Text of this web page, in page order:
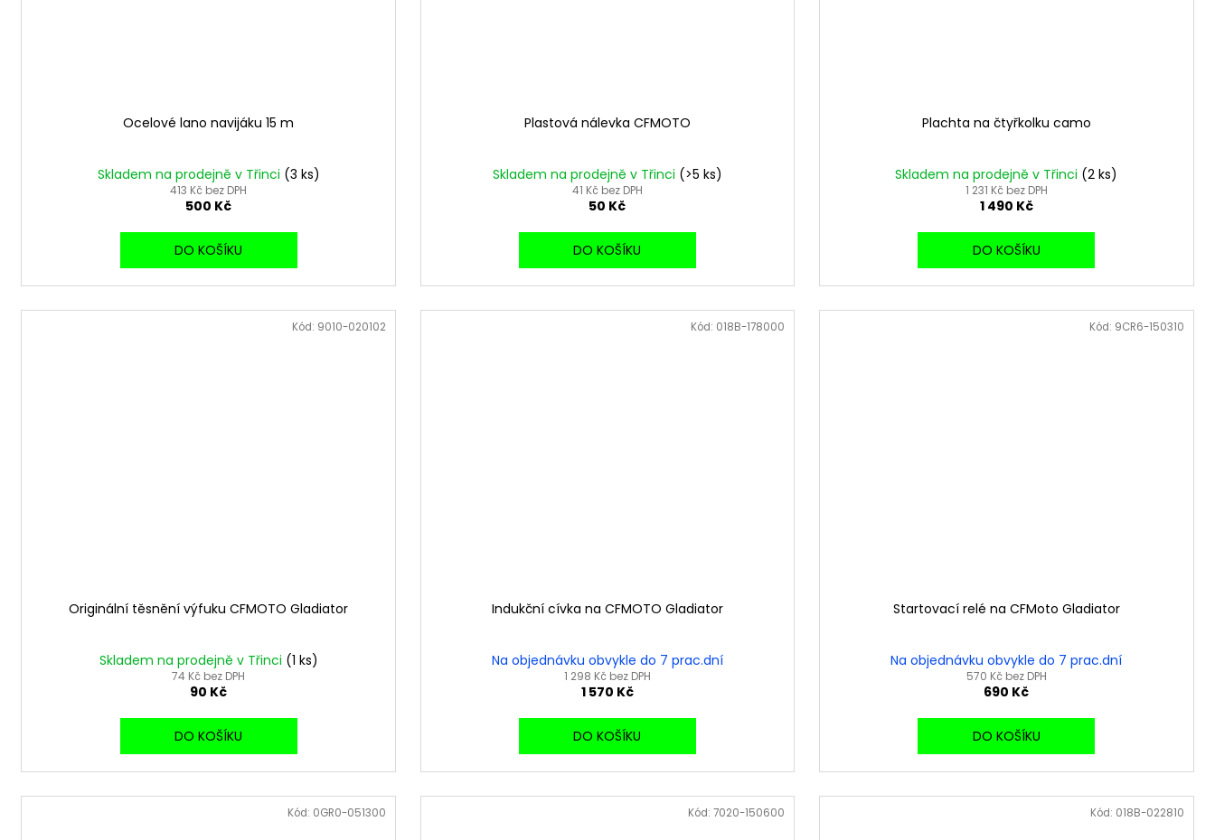
Ocelové lano navijáku 15 m
Skladem na prodejně v Třinci (3 ks)
413 Kč bez DPH
500 Kč
DO KOŠÍKU
Plastová nálevka CFMOTO
Skladem na prodejně v Třinci (>5 ks)
41 Kč bez DPH
50 Kč
DO KOŠÍKU
Plachta na čtyřkolku camo
Skladem na prodejně v Třinci (2 ks)
1 231 Kč bez DPH
1 490 Kč
DO KOŠÍKU
Originální těsnění výfuku CFMOTO Gladiator
Skladem na prodejně v Třinci (1 ks)
74 Kč bez DPH
90 Kč
DO KOŠÍKU
Kód: 9010-020102
Indukční cívka na CFMOTO Gladiator
Na objednávku obvykle do 7 prac.dní
1 298 Kč bez DPH
1 570 Kč
DO KOŠÍKU
Kód: 018B-178000
Startovací relé na CFMoto Gladiator
Na objednávku obvykle do 7 prac.dní
570 Kč bez DPH
690 Kč
DO KOŠÍKU
Kód: 9CR6-150310
Kód: 0GR0-051300 Kód:7020-150600 Kód: 018B-022810